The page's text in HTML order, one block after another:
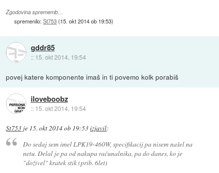
Zgodovina sprememb…
spremenilo:St753(15. okt 2014 ob 19:53)
gddr85
:: 15. okt 2014, 19:54
povej katere komponente imaš in ti povemo kolk porabiš
iloveboobz
:: 15. okt 2014, 19:54
St753 je 15. okt 2014 ob 19:53izjavil:
Do sedaj sem imel LPK19-460W, specifikacij pa nisem našel na
netu. Delal je pa od nakupa računalnika, pa do danes, ko je
"doživel" kratek stik (prib. 6let)